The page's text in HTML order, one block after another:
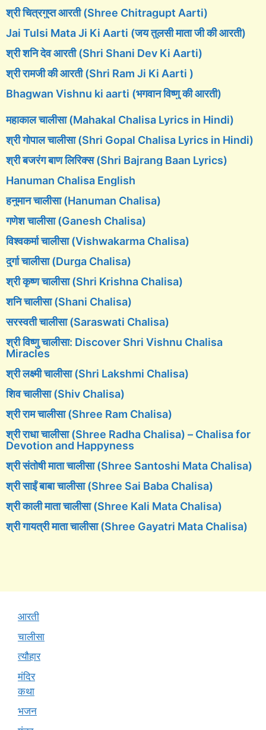
श्री चित्रगुप्त आरती (Shree Chitragupt Aarti)
Jai Tulsi Mata Ji Ki Aarti (जय तुलसी माता जी की आरती)
श्री शनि देव आरती (Shri Shani Dev Ki Aarti)
श्री रामजी की आरती (Shri Ram Ji Ki Aarti )
Bhagwan Vishnu ki aarti (भगवान विष्णु की आरती)
महाकाल चालीसा (Mahakal Chalisa Lyrics in Hindi)
श्री गोपाल चालीसा (Shri Gopal Chalisa Lyrics in Hindi)
श्री बजरंग बाण लिरिक्स (Shri Bajrang Baan Lyrics)
Hanuman Chalisa English
हनुमान चालीसा (Hanuman Chalisa)
गणेश चालीसा (Ganesh Chalisa)
विश्वकर्मा चालीसा (Vishwakarma Chalisa)
दुर्गा चालीसा (Durga Chalisa)
श्री कृष्ण चालीसा (Shri Krishna Chalisa)
शनि चालीसा (Shani Chalisa)
सरस्वती चालीसा (Saraswati Chalisa)
श्री विष्णु चालीसा: Discover Shri Vishnu Chalisa
Miracles
श्री लक्ष्मी चालीसा (Shri Lakshmi Chalisa)
शिव चालीसा (Shiv Chalisa)
श्री राम चालीसा (Shree Ram Chalisa)
श्री राधा चालीसा (Shree Radha Chalisa) – Chalisa for
Devotion and Happyness
श्री संतोषी माता चालीसा (Shree Santoshi Mata Chalisa)
श्री साईं बाबा चालीसा (Shree Sai Baba Chalisa)
श्री काली माता चालीसा (Shree Kali Mata Chalisa)
श्री गायत्री माता चालीसा (Shree Gayatri Mata Chalisa)
आरती
चालीसा
त्यौहार
मंदिर
कथा
भजन